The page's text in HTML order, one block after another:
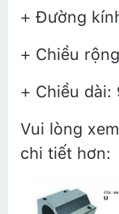
+ Đường
+ Chiều
+ Chiều dài:
Vui lòng
chi tiết hơn: